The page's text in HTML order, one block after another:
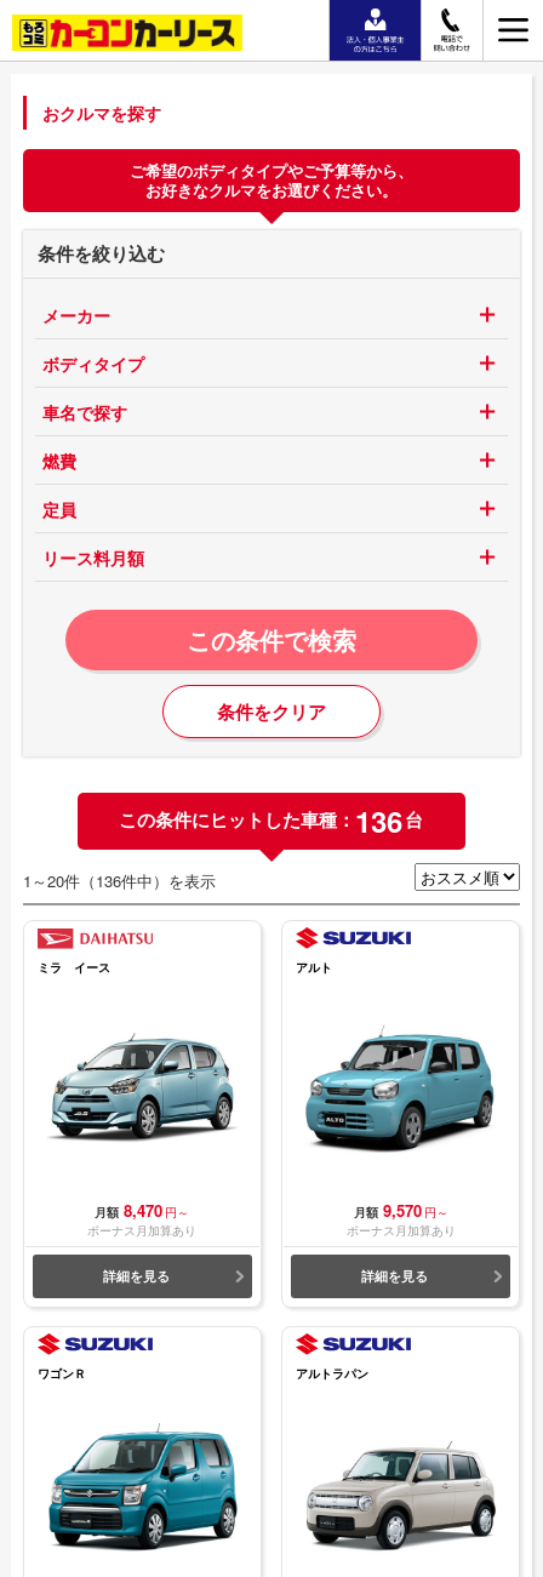
おクルマを探す
ご希望のボディタイプやご予算等から、
お好きなクルマをお選びください。
条件を絞り込む
メーカー
ボディタイプ
車名で探す
燃費
定員
リース料月額
この条件で検索
条件をクリア
この条件にヒットした車種： 136台
1～20件（136件中）を表示
ミラ イース
月額 8,470 円～
ボーナス月加算あり
詳細を見る
アルト
月額 9,570 円～
ボーナス月加算あり
詳細を見る
ワゴンＲ アルトラパン